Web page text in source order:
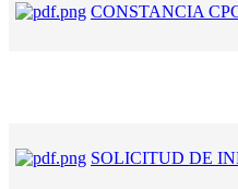
CONSTANCIA
SOLICITUD DE